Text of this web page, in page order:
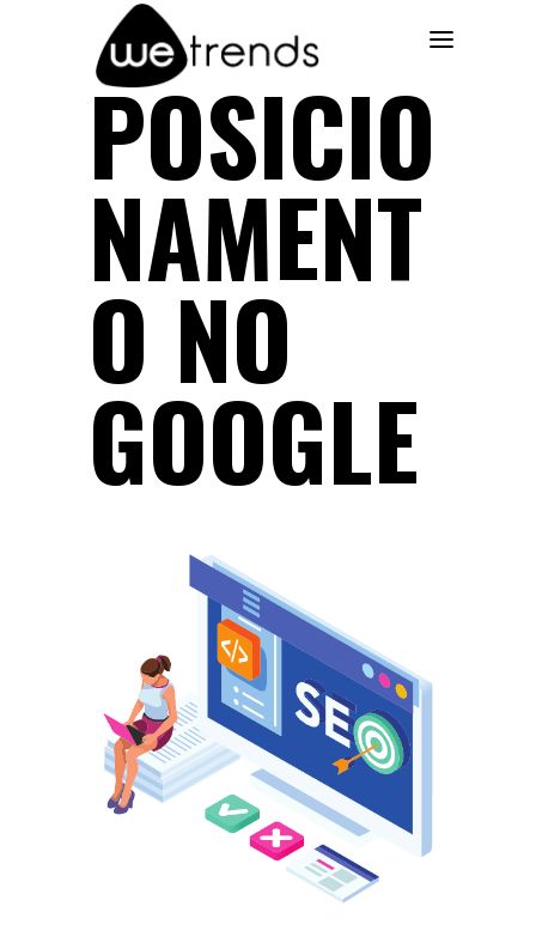
POSICIO
NAMENT
O NO
GOOGLE